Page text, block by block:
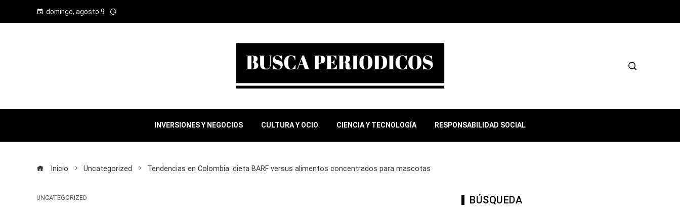
domingo, agosto 9
INVERSIONES Y NEGOCIOS CULTURA Y OCIO CIENCIA Y TECNOLOGÍA RESPONSABILIDAD SOCIAL
Inicio Uncategorized Tendencias en Colombia: dieta BARF versus alimentos concentrados para mascotas
UNCATEGORIZED BÚSQUEDA